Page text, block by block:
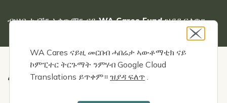
ብዛዕባታሪኽን ኣቃውማን ናይ WA Cares Fund ዝያዳ ፍለጥ።
እቲ ፈንድ ብኸመይ ከም ዝሰርሕ
WA Cares ናይዚ መርበብ ሓበሬታ ኣውቶማቲክ ናይ
ኮምፒተር ትርጉማት ንምሃብ Google Cloud
Translations ይጥቀም። ዝያዳ ፍለጥ.